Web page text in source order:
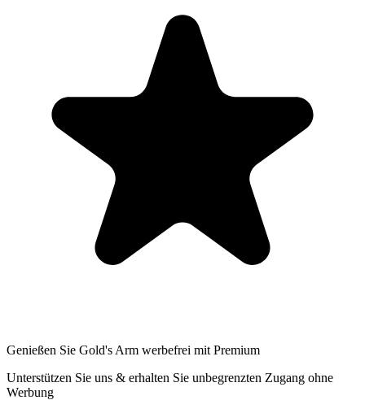
Genießen Sie Gold's Arm werbefrei mit Premium
Unterstützen Sie uns & erhalten Sie unbegrenzten Zugang ohne
Werbung